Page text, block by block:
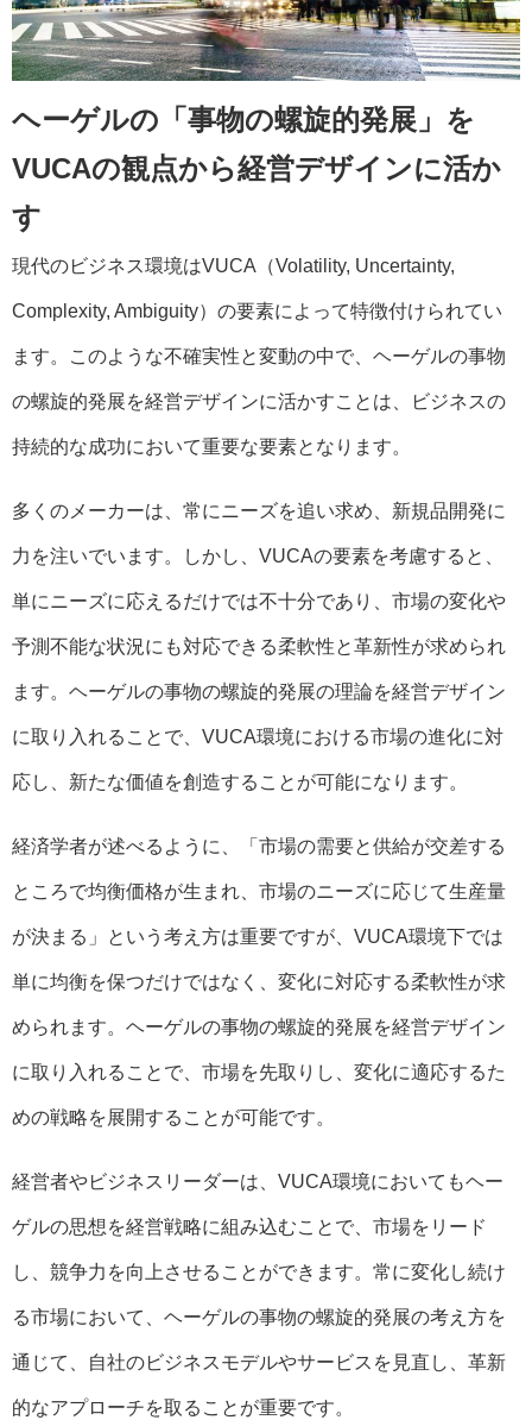
ヘーゲルの「事物の螺旋的発展」を
VUCAの観点から経営デザインに活か
す
現代のビジネス環境はVUCA（Volatility, Uncertainty,
Complexity, Ambiguity）の要素によって特徴付けられてい
ます。このような不確実性と変動の中で、ヘーゲルの事物
の螺旋的発展を経営デザインに活かすことは、ビジネスの
持続的な成功において重要な要素となります。
多くのメーカーは、常にニーズを追い求め、新規品開発に
力を注いでいます。しかし、VUCAの要素を考慮すると、
単にニーズに応えるだけでは不十分であり、市場の変化や
予測不能な状況にも対応できる柔軟性と革新性が求められ
ます。ヘーゲルの事物の螺旋的発展の理論を経営デザイン
に取り入れることで、VUCA環境における市場の進化に対
応し、新たな価値を創造することが可能になります。
経済学者が述べるように、「市場の需要と供給が交差する
ところで均衡価格が生まれ、市場のニーズに応じて生産量
が決まる」という考え方は重要ですが、VUCA環境下では
単に均衡を保つだけではなく、変化に対応する柔軟性が求
められます。ヘーゲルの事物の螺旋的発展を経営デザイン
に取り入れることで、市場を先取りし、変化に適応するた
めの戦略を展開することが可能です。
経営者やビジネスリーダーは、VUCA環境においてもヘー
ゲルの思想を経営戦略に組み込むことで、市場をリード
し、競争力を向上させることができます。常に変化し続け
る市場において、ヘーゲルの事物の螺旋的発展の考え方を
通じて、自社のビジネスモデルやサービスを見直し、革新
的なアプローチを取ることが重要です。